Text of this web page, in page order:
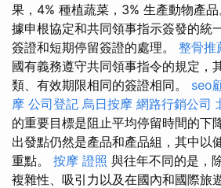
果，4% 種植蔬菜，3% 生產動物產
據申根協定和共同領事指示簽發的統
簽證和短期停留簽證的處理。 整骨推
國有義務遵守共同領事指令的規定，
類、有效期限相同的簽證相同。 seo
摩 公司登記 烏日按摩 網路行銷公司
的重要目標是阻止平均停留時間的下
出發點仍然是產品和產品組，其中以
重點。 按摩 證照 與往年不同的是，
複雜性、吸引力以及在國內和國際旅